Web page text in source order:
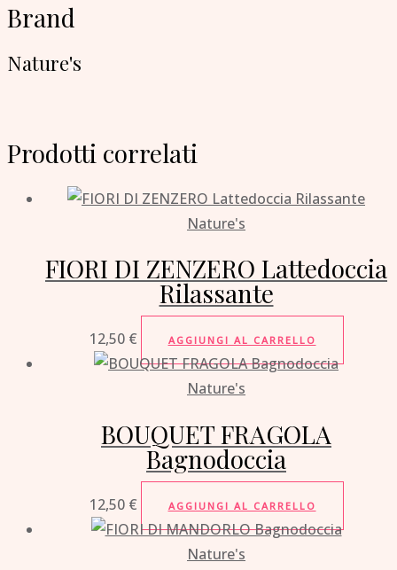
Brand
Nature's
Prodotti correlati
Nature's
FIORI DI ZENZERO Lattedoccia
Rilassante
12,50 € AGGIUNGI AL CARRELLO
Nature's
BOUQUET FRAGOLA
Bagnodoccia
12,50 € AGGIUNGI AL CARRELLO
Nature's